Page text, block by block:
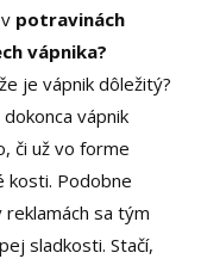
potravinách
vápnika?
je vápnik dôležitý?
vápnik
či už vo forme
kosti. Podobne
reklamách sa tým
sladkosti. Stačí,